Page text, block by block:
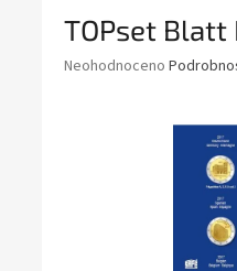
TOPset Blatt
Průměrné
Neohodnoceno